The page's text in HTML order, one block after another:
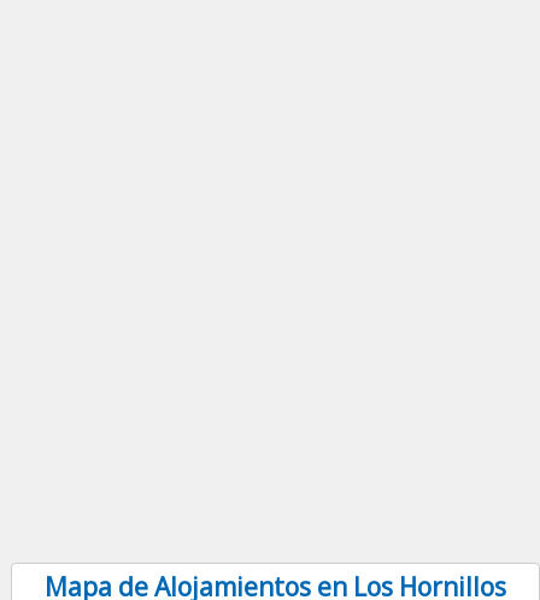
Mapa de Alojamientos en Los Hornillos